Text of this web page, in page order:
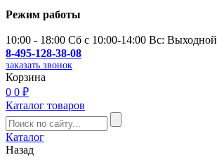
Режим работы
10:00 - 18:00 Сб с 10:00-14:00 Вс: Выходной
8-495-128-38-08
заказать звонок
Корзина
0 0 ₽
Каталог товаров
Каталог
Назад